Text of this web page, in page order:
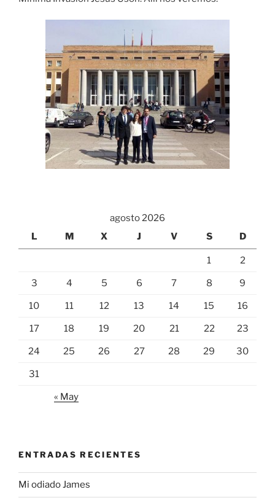
agosto 2026
L
M X J V S D
1 2
3 4 5 6 7 8 9
10 11 12 13 14 15 16
17 18 19 20 21 22 23
24 25 26 27 28 29 30
31
« May
ENTRADAS RECIENTES
Mi odiado James